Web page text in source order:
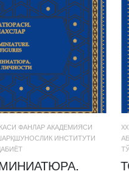
ФАНЛАР АКАДЕМИЯСИ
ИНСТИТУТИ